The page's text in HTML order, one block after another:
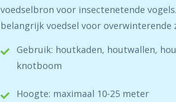
voedselbron voor insectenetende
belangrijk voedsel voor overwinterende
Gebruik: houtkaden, houtwallen,
knotboom
Hoogte: maximaal 10-25 meter